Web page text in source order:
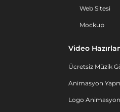
Web Sitesi
Mockup
Video
Ücretsiz Müzik
Animasyon
Logo